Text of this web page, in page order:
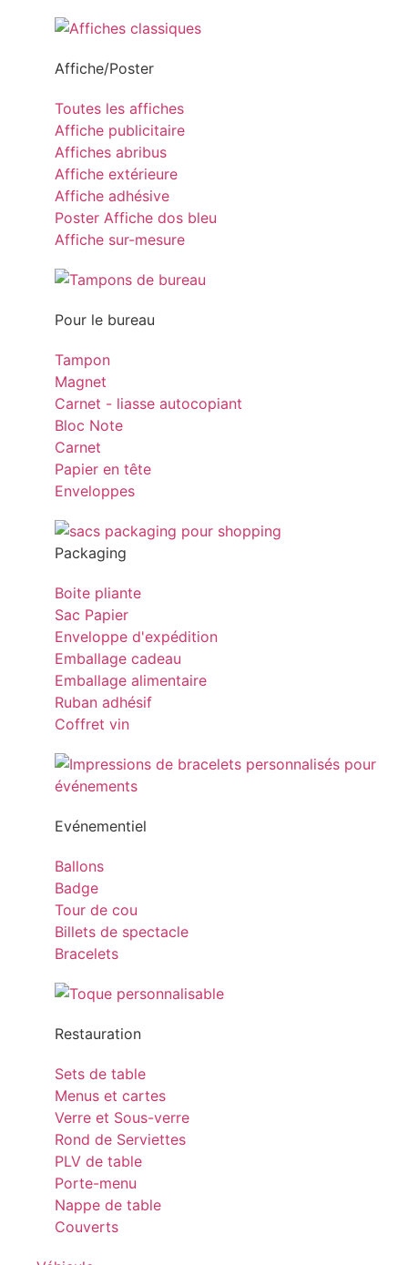
Affiche/Poster
Toutes les affiches
Affiche publicitaire
Affiches abribus
Affiche extérieure
Affiche adhésive
Poster Affiche dos bleu
Affiche sur-mesure
Pour le bureau
Tampon
Magnet
Carnet - liasse autocopiant
Bloc Note
Carnet
Papier en tête
Enveloppes
Packaging
Boite pliante
Sac Papier
Enveloppe d'expédition
Emballage cadeau
Emballage alimentaire
Ruban adhésif
Coffret vin
Evénementiel
Ballons
Badge
Tour de cou
Billets de spectacle
Bracelets
Restauration
Sets de table
Menus et cartes
Verre et Sous-verre
Rond de Serviettes
PLV de table
Porte-menu
Nappe de table
Couverts